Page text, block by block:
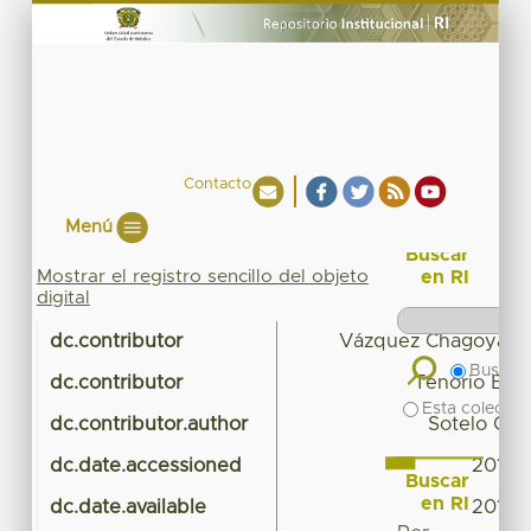
Contacto
Menú
Mostrar el registro sencillo del objeto
digital
dc.contributor Vázquez Chagoyán,
dc.contributor Tenorio
dc.contributor.author Sotelo
dc.date.accessioned 2018-
dc.date.available 2018-
Buscar
en RI
Buscar
Esta
Buscar
en RI